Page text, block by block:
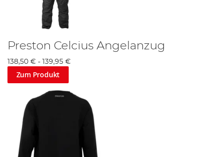
Preston Celcius Angelanzug
138,50 € - 139,95 €
Zum Produkt